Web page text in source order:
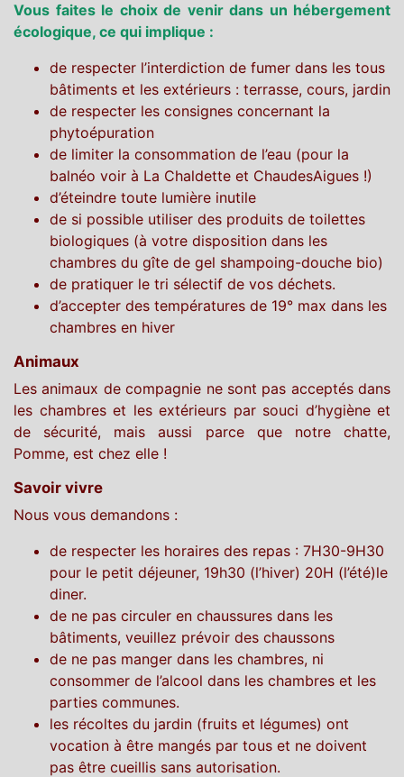
Vous faites le choix de venir dans un hébergement
écologique, ce qui implique :
de respecter l’interdiction de fumer dans les tous
bâtiments et les extérieurs : terrasse, cours, jardin
de respecter les consignes concernant la
phytoépuration
de limiter la consommation de l’eau (pour la
balnéo voir à La Chaldette et ChaudesAigues !)
d’éteindre toute lumière inutile
de si possible utiliser des produits de toilettes
biologiques (à votre disposition dans les
chambres du gîte de gel shampoing-douche bio)
de pratiquer le tri sélectif de vos déchets.
d’accepter des températures de 19° max dans les
chambres en hiver
Animaux
Les animaux de compagnie ne sont pas acceptés dans
les chambres et les extérieurs par souci d’hygiène et
de sécurité, mais aussi parce que notre chatte,
Pomme, est chez elle !
Savoir vivre
Nous vous demandons :
de respecter les horaires des repas : 7H30-9H30
pour le petit déjeuner, 19h30 (l’hiver) 20H (l’été)le
diner.
de ne pas circuler en chaussures dans les
bâtiments, veuillez prévoir des chaussons
de ne pas manger dans les chambres, ni
consommer de l’alcool dans les chambres et les
parties communes.
les récoltes du jardin (fruits et légumes) ont
vocation à être mangés par tous et ne doivent
pas être cueillis sans autorisation.